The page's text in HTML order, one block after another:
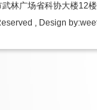
林广场省科协大楼12
, Design by: